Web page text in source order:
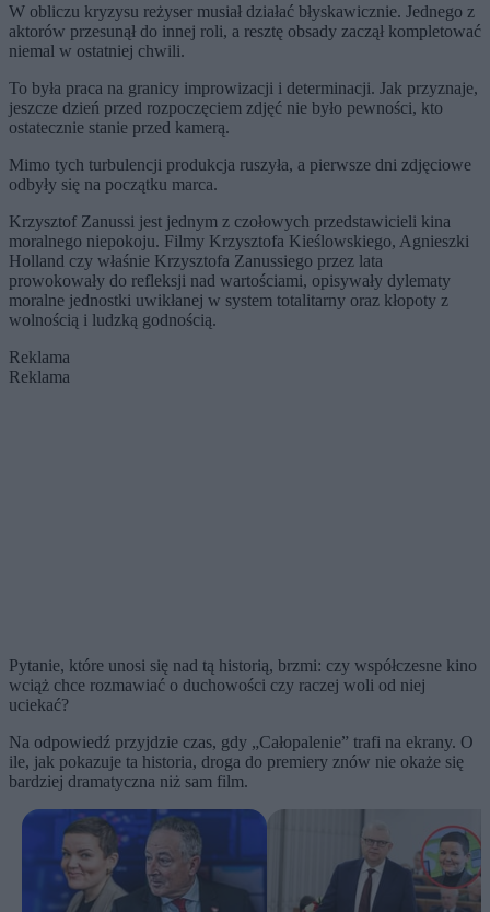
W obliczu kryzysu reżyser musiał działać błyskawicznie. Jednego z
aktorów przesunął do innej roli, a resztę obsady zaczął kompletować
niemal w ostatniej chwili.
To była praca na granicy improwizacji i determinacji. Jak przyznaje,
jeszcze dzień przed rozpoczęciem zdjęć nie było pewności, kto
ostatecznie stanie przed kamerą.
Mimo tych turbulencji produkcja ruszyła, a pierwsze dni zdjęciowe
odbyły się na początku marca.
Krzysztof Zanussi jest jednym z czołowych przedstawicieli kina
moralnego niepokoju. Filmy Krzysztofa Kieślowskiego, Agnieszki
Holland czy właśnie Krzysztofa Zanussiego przez lata
prowokowały do refleksji nad wartościami, opisywały dylematy
moralne jednostki uwikłanej w system totalitarny oraz kłopoty z
wolnością i ludzką godnością.
Reklama
Reklama
Pytanie, które unosi się nad tą historią, brzmi: czy współczesne kino
wciąż chce rozmawiać o duchowości czy raczej woli od niej
uciekać?
Na odpowiedź przyjdzie czas, gdy „Całopalenie” trafi na ekrany. O
ile, jak pokazuje ta historia, droga do premiery znów nie okaże się
bardziej dramatyczna niż sam film.